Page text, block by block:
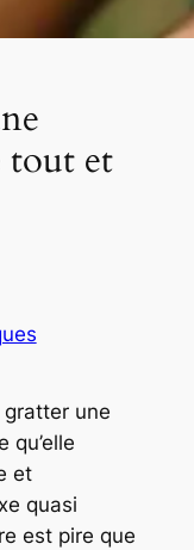
tout et
une
qu’elle
et
quasi
est pire que